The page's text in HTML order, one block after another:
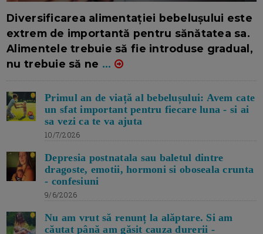
Diversificarea alimentației bebelușului este
extrem de importantă pentru sănătatea sa.
Alimentele trebuie să fie introduse gradual,
nu trebuie să ne ...
Primul an de viață al bebelușului: Avem cate
un sfat important pentru fiecare luna - si ai
sa vezi ca te va ajuta
10/7/2026
Depresia postnatala sau baletul dintre
dragoste, emotii, hormoni si oboseala crunta
- confesiuni
9/6/2026
Nu am vrut să renunț la alăptare. Si am
căutat până am găsit cauza durerii -